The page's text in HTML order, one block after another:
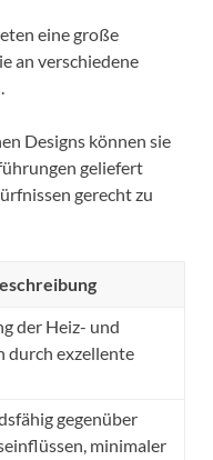
eine große
an verschiedene
Designs können sie
geliefert
gerecht zu
der Heiz- und
durch exzellente
gegenüber
minimaler